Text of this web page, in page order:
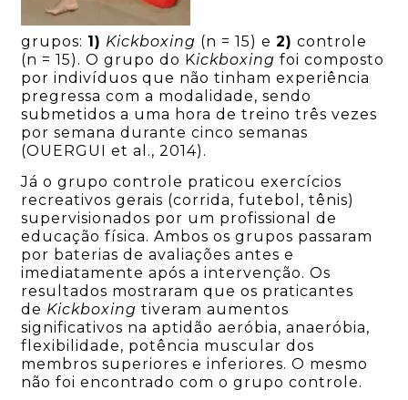
grupos: 1) Kickboxing (n = 15) e2) controle
(n = 15). O grupo do Kickboxing foi composto
por indivíduos que não tinham experiência
pregressa com a modalidade, sendo
submetidos a uma hora de treino três vezes
por semana durante cinco semanas
(OUERGUI et al., 2014).
Já o grupo controle praticou exercícios
recreativos gerais (corrida, futebol, tênis)
supervisionados por um profissional de
educação física. Ambos os grupos passaram
por baterias de avaliações antes e
imediatamente após a intervenção. Os
resultados mostraram que os praticantes
de Kickboxing tiveram aumentos
significativos na aptidão aeróbia, anaeróbia,
flexibilidade, potência muscular dos
membros superiores e inferiores. O mesmo
não foi encontrado com o grupo controle.